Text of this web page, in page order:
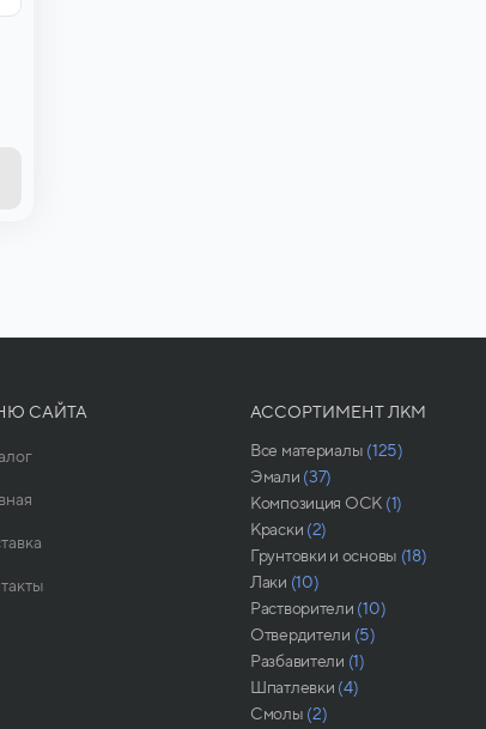
САЙТА
АССОРТИМЕНТ ЛКМ
Все материалы (125)
Эмали (37)
Композиция ОСК (1)
Краски (2)
Грунтовки и основы (18)
Лаки (10)
Растворители (10)
Отвердители (5)
Разбавители (1)
Шпатлевки (4)
Смолы (2)